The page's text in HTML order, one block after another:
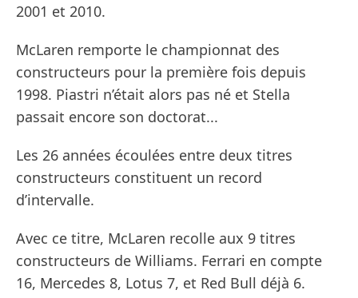
2001 et 2010.
McLaren remporte le championnat des
constructeurs pour la première fois depuis
1998. Piastri n’était alors pas né et Stella
passait encore son doctorat...
Les 26 années écoulées entre deux titres
constructeurs constituent un record
d’intervalle.
Avec ce titre, McLaren recolle aux 9 titres
constructeurs de Williams. Ferrari en compte
16, Mercedes 8, Lotus 7, et Red Bull déjà 6.